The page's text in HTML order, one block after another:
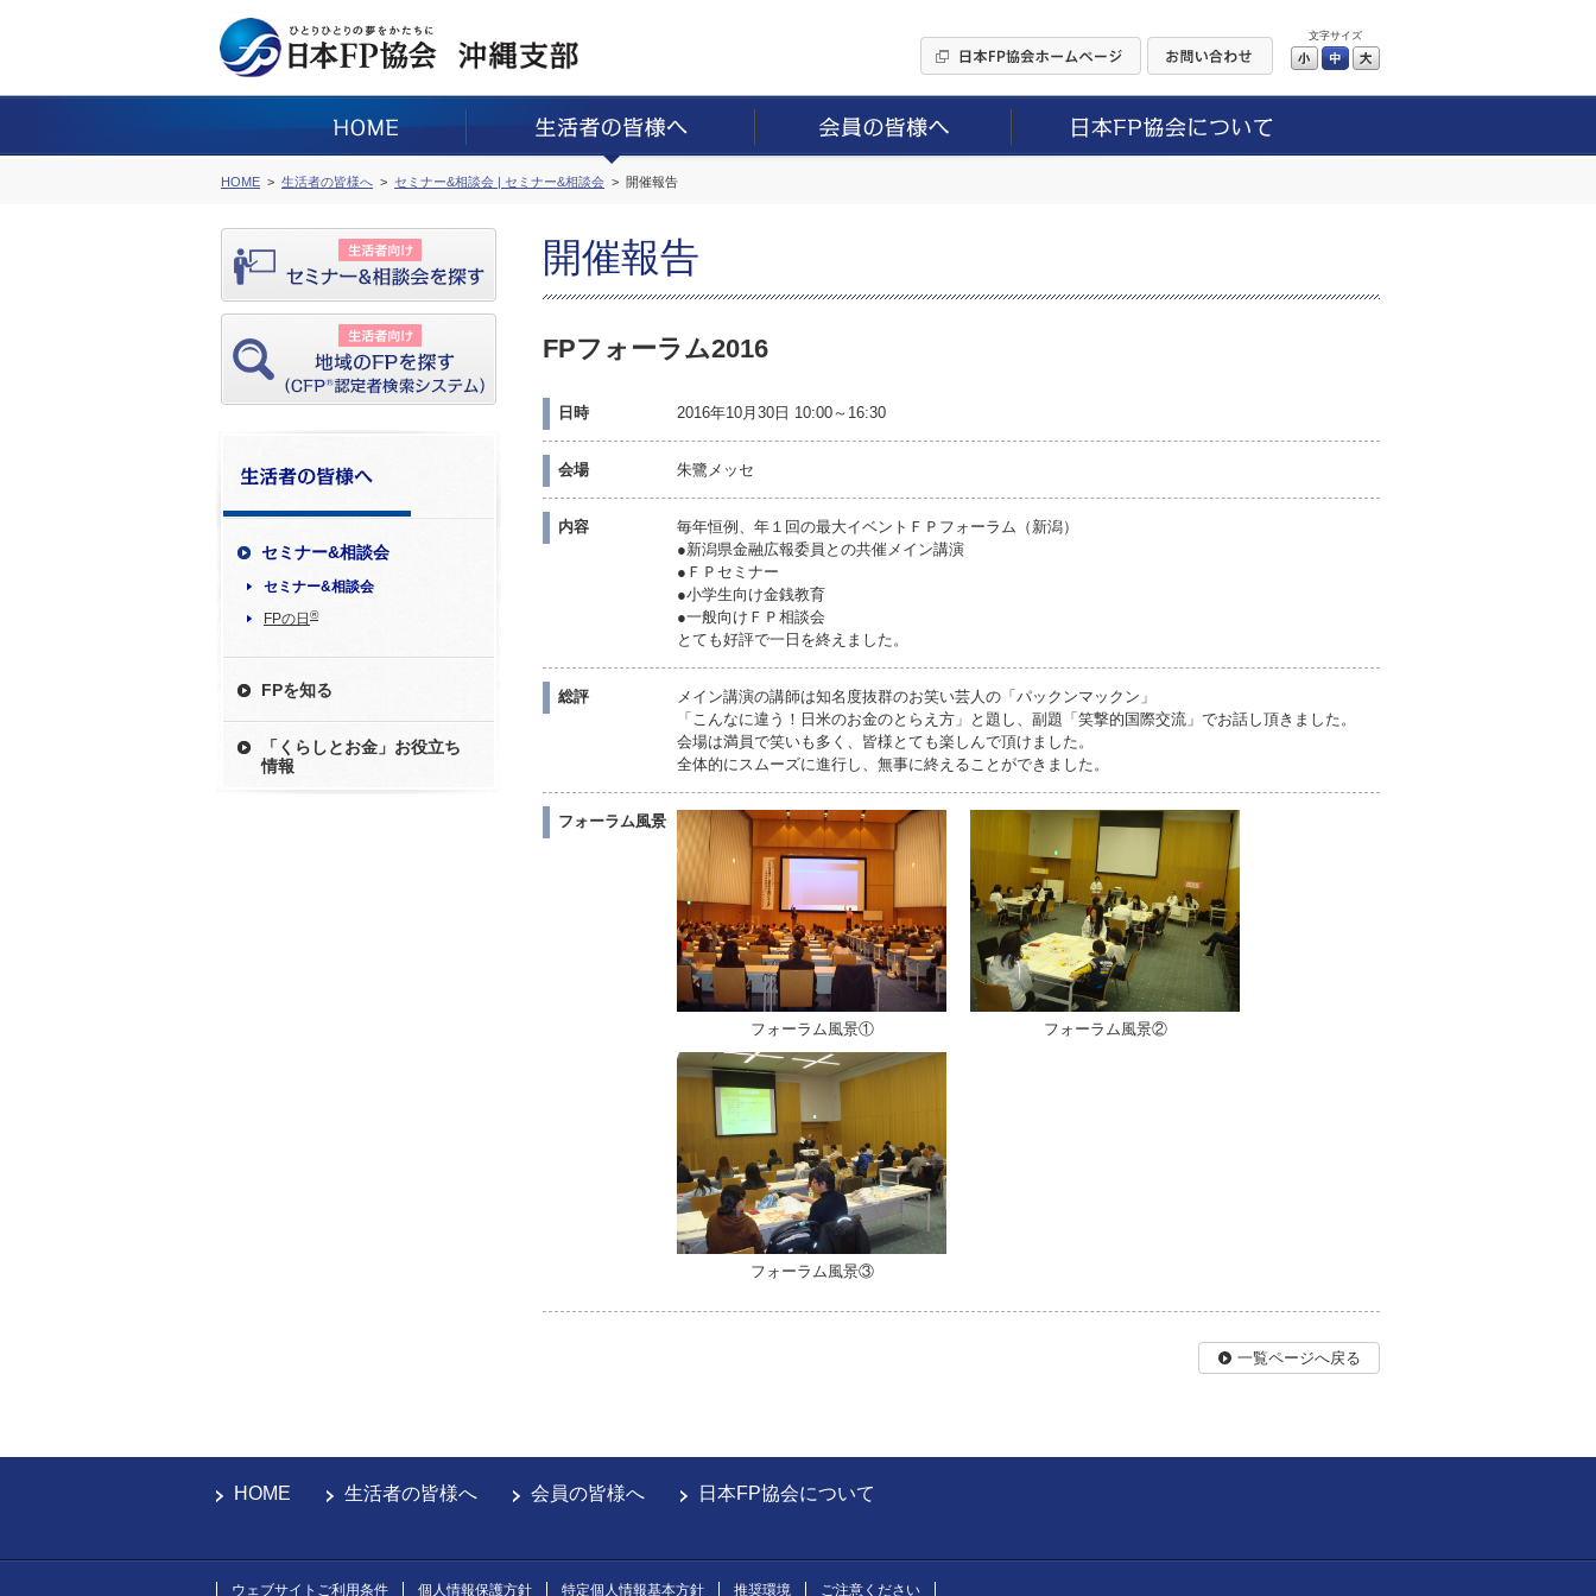
文字サイズ
小 中
HOME 生活者の皆様へ セミナー&相談会 | セミナー&相談会 開催報告
セミナー&相談会
セミナー&相談会
FPの日 ®
FPを知る
「くらしとお金」お役立ち
情報
開催報告
FPフォーラム2016
日時 2016年10月30日 10:00～16:30
会場 朱鷺メッセ
内容
毎年恒例、年１回の最大イベントＦＰフォーラム（新潟）
●新潟県金融広報委員との共催メイン講演
●ＦＰセミナー
●小学生向け金銭教育
●一般向けＦＰ相談会
とても好評で一日を終えました。
総評
メイン講演の講師は知名度抜群のお笑い芸人の「パックンマックン」
「こんなに違う！日米のお金のとらえ方」と題し、副題「笑撃的国際交流」でお話し頂きました。
会場は満員で笑いも多く、皆様とても楽しんで頂けました。
全体的にスムーズに進行し、無事に終えることができました。
フォーラム風景
フォーラム風景① フォーラム風景②
フォーラム風景③
一覧ページへ戻る
HOME 生活者の皆様へ 会員の皆様へ 日本FP協会について
ウェブサイトご利用条件 個人情報保護方針 特定個人情報基本方針 推奨環境 ご注意ください